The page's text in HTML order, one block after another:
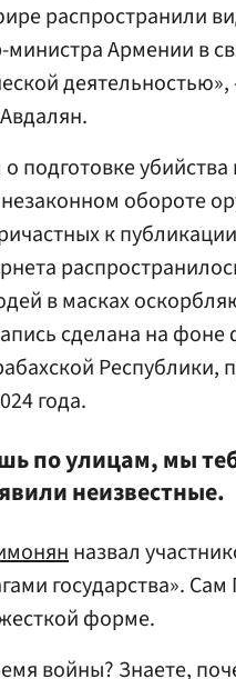
распространили
Армении в
подготовке
обороте
к
в масках
сделана на
Республики,
года.
по улицам, мы
неизвестные.
назвал
государства».
форме.
войны? Знаете,